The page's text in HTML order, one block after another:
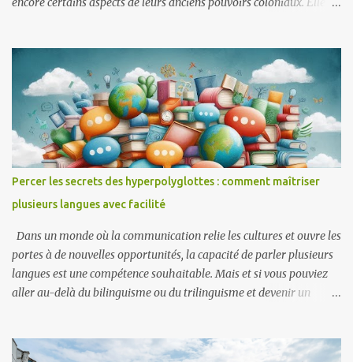
vers la vie moderne, les emplois mondiaux et le respect. Exemples
En Afrique francophone, le français reste la langue du
gouvernement et des écoles, considéré comme un signe de statut.
Aux Philippines, l’anglais est dominant dans les affaires et les
universités, souvent plus important que les langues locales. Au
Cameroun, les débats portent sur la question de savoir si le
français et l’anglais doivent dominer ou si les langues autochtones
doivent avoir plus de place. Avantages La maîtrise des langues
coloniales facilite le commerce, la diplomatie et les études à
l’étranger. Les parler peut ouvri...
Percer les secrets des hyperpolyglottes : comment maîtriser
plusieurs langues avec facilité
Dans un monde où la communication relie les cultures et ouvre les
portes à de nouvelles opportunités, la capacité de parler plusieurs
langues est une compétence souhaitable. Mais et si vous pouviez
aller au-delà du bilinguisme ou du trilinguisme et devenir un
capacités extraordinaires, ils sont le fruit de leur dévouement, de